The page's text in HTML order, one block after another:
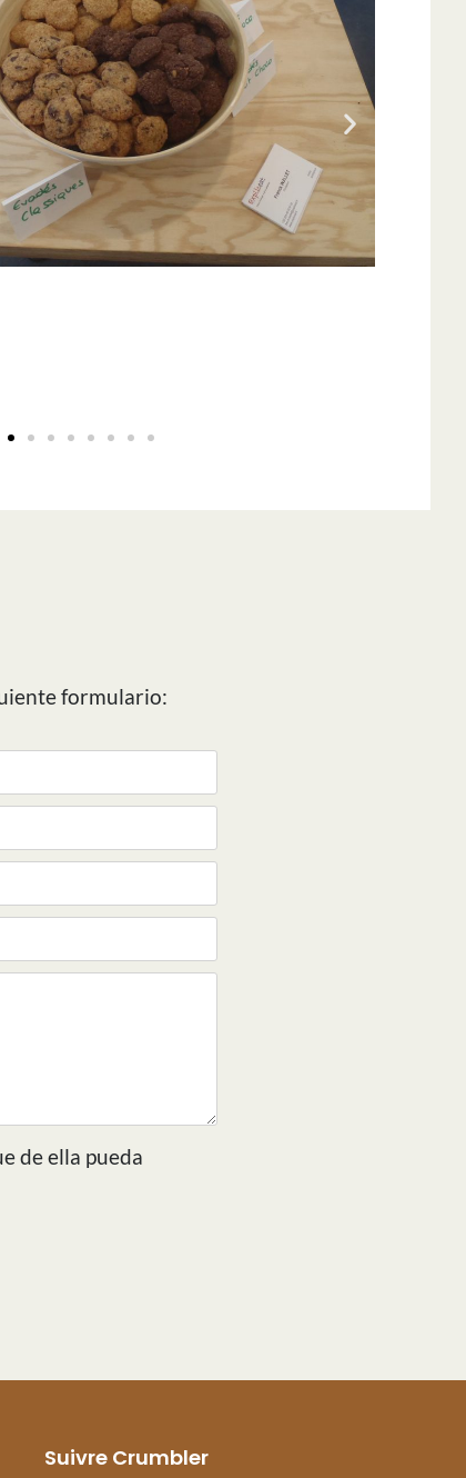
formulario:
de ella pueda
Suivre Crumbler